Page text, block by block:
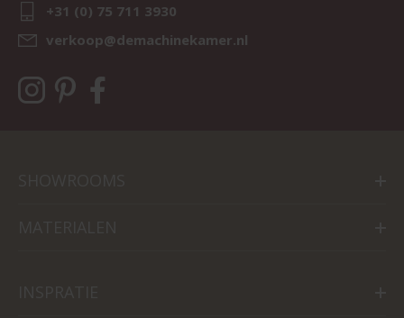
+31 (0) 75 711 3930
verkoop@demachinekamer.nl